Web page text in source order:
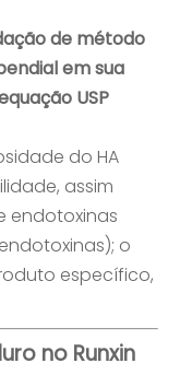
de método
em sua
USP
do HA
assim
endotoxinas
o
específico,
no Runxin